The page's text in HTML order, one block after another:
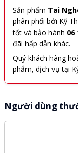
Sản phẩm Tai
phân phối bởi Kỹ
tốt và bảo hành 06
đãi hấp dẫn khác.
Quý khách hàng
phẩm, dịch vụ tại
Người dùng